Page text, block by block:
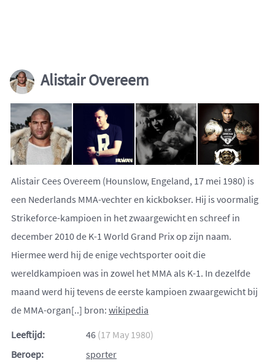
Alistair Overeem
Alistair Cees Overeem (Hounslow, Engeland, 17 mei 1980) is
een Nederlands MMA-vechter en kickbokser. Hij is voormalig
Strikeforce-kampioen in het zwaargewicht en schreef in
december 2010 de K-1 World Grand Prix op zijn naam.
Hiermee werd hij de enige vechtsporter ooit die
wereldkampioen was in zowel het MMA als K-1. In dezelfde
maand werd hij tevens de eerste kampioen zwaargewicht bij
de MMA-organ[..] bron: wikipedia
Leeftijd:
46 (17 May 1980)
Beroep:
sporter